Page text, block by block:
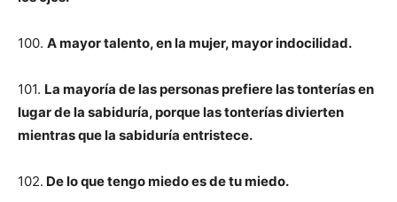
100. A mayor talento, en la mujer, mayor indocilidad.
101. La mayoría de las personas prefiere las tonterías en
lugar de la sabiduría, porque las tonterías divierten
mientras que la sabiduría entristece.
102. De lo que tengo miedo es de tu miedo.